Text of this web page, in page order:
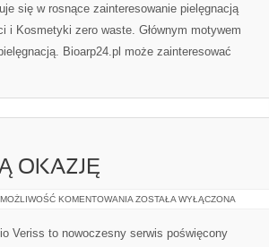
się w rosnące zainteresowanie pielęgnacją
i Kosmetyki zero waste. Głównym motywem
Bioarp24.pl może zainteresować
OKAZJĘ
MOŻLIWOŚĆ KOMENTOWANIA STYLIZACJE
OKAZJĘ
ZOSTAŁA WYŁĄCZONA
Veriss to nowoczesny serwis poświęcony